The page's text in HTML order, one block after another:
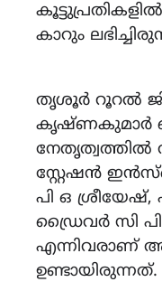
കാറും
തൃശൂർ റൂറൽ
കൃഷ്ണകുമാർ
സ്റ്റേഷൻ
പി ഒ
ഡ്രൈവർ സി
എന്നിവരാണ്
ഉണ്ടായിരുന്നത്.